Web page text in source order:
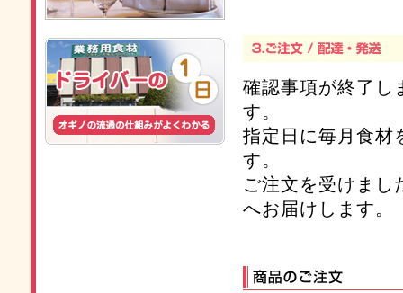
確認事項が終了し
す。
指定日に毎月食材
す。
ご注文を受けまし
へお届けします。